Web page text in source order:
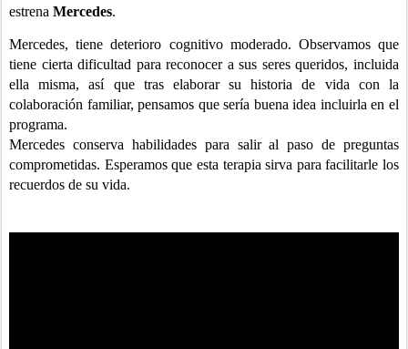
estrena Mercedes.
Mercedes, tiene deterioro cognitivo moderado. Observamos que
tiene cierta dificultad para reconocer a sus seres queridos, incluida
ella misma, así que tras elaborar su historia de vida con la
colaboración familiar, pensamos que sería buena idea incluirla en el
programa.
Mercedes conserva habilidades para salir al paso de preguntas
comprometidas. Esperamos que esta terapia sirva para facilitarle los
recuerdos de su vida.